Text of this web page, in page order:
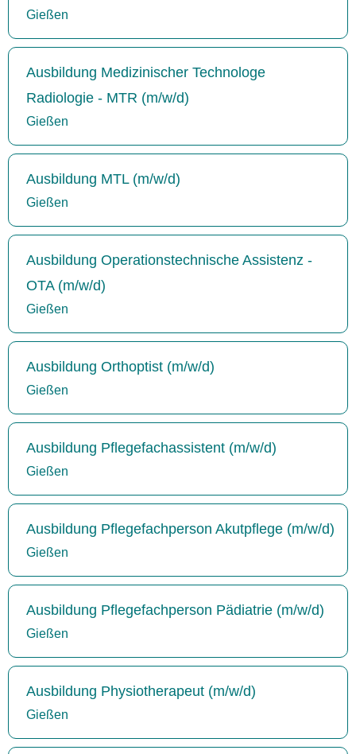
Gießen
Ausbildung Medizinischer Technologe
Radiologie - MTR (m/w/d)
Gießen
Ausbildung MTL (m/w/d)
Gießen
Ausbildung Operationstechnische Assistenz -
OTA (m/w/d)
Gießen
Ausbildung Orthoptist (m/w/d)
Gießen
Ausbildung Pflegefachassistent (m/w/d)
Gießen
Ausbildung Pflegefachperson Akutpflege (m/w/d)
Gießen
Ausbildung Pflegefachperson Pädiatrie (m/w/d)
Gießen
Ausbildung Physiotherapeut (m/w/d)
Gießen